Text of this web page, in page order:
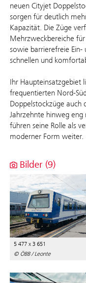
neuen Cityjet
sorgen für deutlich
Kapazität. Die Züge
Mehrzweckbereiche
sowie barrierefreie Ein-
schnellen und
Ihr Haupteinsatzgebiet
frequentierten Nord-
Doppelstockzüge auch
Jahrzehnte hinweg
führen seine Rolle als
moderner Form weiter.
Bilder (9)
5 477 x 3 651
© ÖBB / Leonte